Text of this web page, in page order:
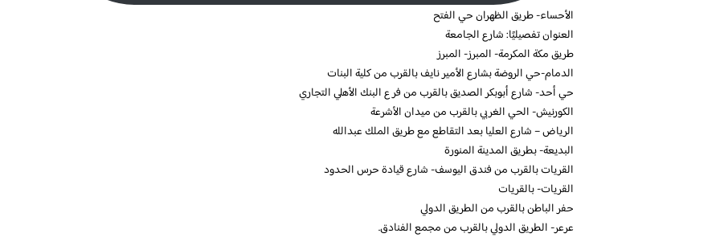
الأحساء- طريق الظهران حي الفتح
العنوان تفصيليًا: شارع الجامعة
طريق مكة المكرمة- المبرز- المبرز
الدمام-حي الروضة بشارع الأمير نايف بالقرب من كلية البنات
حي أحد- شارع أبوبكر الصديق بالقرب من فر ع البنك الأهلي التجاري
الكورنيش- الحي الغربي بالقرب من ميدان الأشرعة
الرياض – شارع العليا بعد التقاطع مع طريق الملك عبدالله
البديعة- بطريق المدينة المنورة
القريات بالقرب من فندق اليوسف- شارع قيادة حرس الحدود
القريات- بالقريات
حفر الباطن بالقرب من الطريق الدولي
عرعر- الطريق الدولي بالقرب من مجمع الفنادق.